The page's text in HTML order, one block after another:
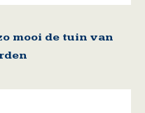
mooi de tuin van